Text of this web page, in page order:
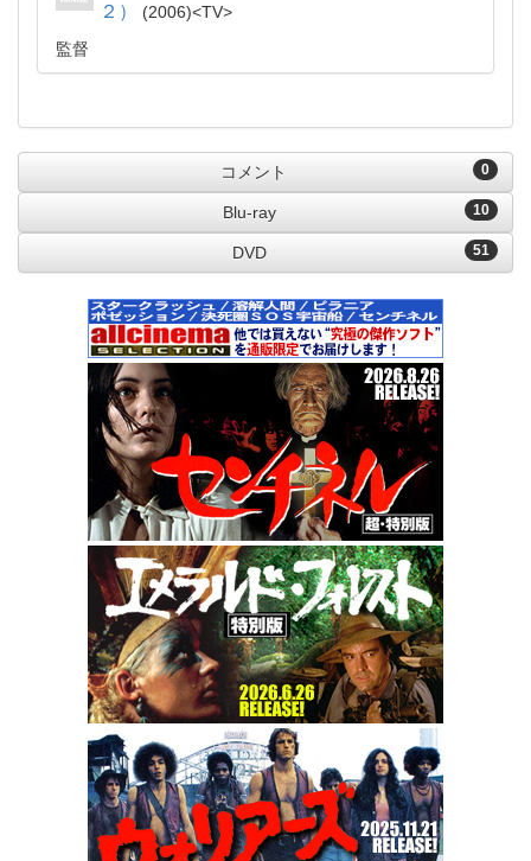
２）
2006
TV
監督
0
コメント
10
Blu-ray
51
DVD